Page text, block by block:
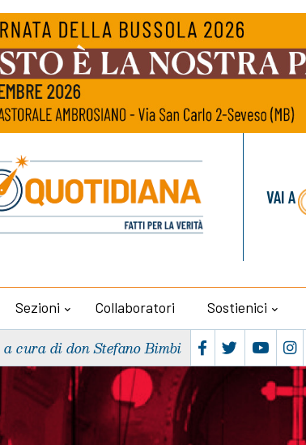
VAI A
Sezioni Collaboratori Sostienici
a cura di don Stefano Bimbi